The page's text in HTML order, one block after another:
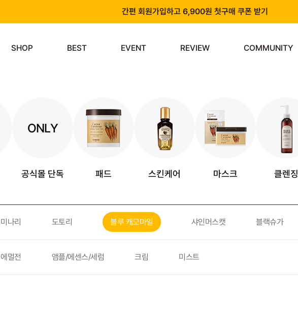
간편 회원가입하고 6,900원 첫구매 쿠폰 받기
SHOP BEST EVENT REVIEW COMMUNITY
ONLY
공식몰 단독 패드 스킨케어 마스크 클렌징
미나리 도토리 블루 캐모마일 샤인머스캣 블랙슈가
에멀전 앰플/에센스/세럼 크림 미스트